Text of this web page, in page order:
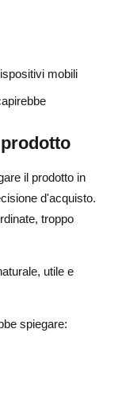
mobili
il prodotto in
d'acquisto.
troppo
utile e
spiegare: